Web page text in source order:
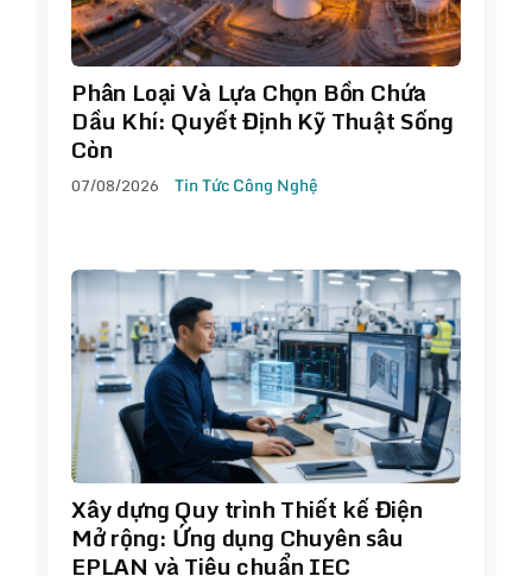
Phân Loại Và Lựa Chọn Bồn Chứa
Dầu Khí: Quyết Định Kỹ Thuật Sống
Còn
07/08/2026 Tin Tức Công Nghệ
Xây dựng Quy trình Thiết kế Điện
Mở rộng: Ứng dụng Chuyên sâu
EPLAN và Tiêu chuẩn IEC